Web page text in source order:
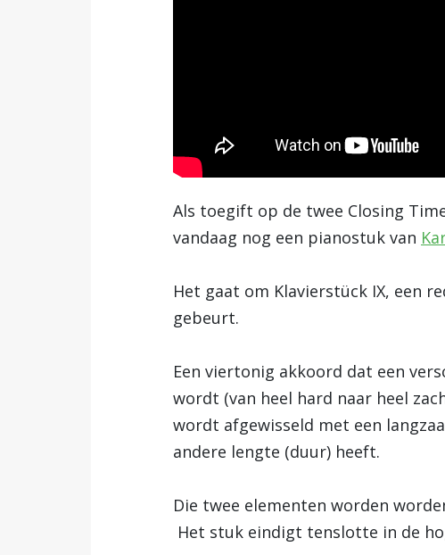
Als toegift op de twee Closing
vandaag nog een pianostuk van
Het gaat om Klavierstück IX, een
gebeurt.
Een viertonig akkoord dat een
wordt (van heel hard naar heel
wordt afgewisseld met een
andere lengte (duur) heeft.
Die twee elementen worden
Het stuk eindigt tenslotte in de